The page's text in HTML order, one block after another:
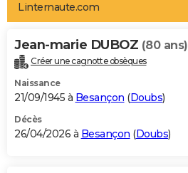
Art de vivre
Bien-être
Loisirs
Mode
Modes de vie
Alimentation
Guide de la santé
Maladies
Médicaments
Sommeil
VOYAGE
Destinations
City break
Voyage nature
Voyage de noces
Forum
Climat
+PHOTO
GUIDES D'ACHAT
BONS PLANS
Linternaute.com
Jean-marie DUBOZ (80 ans)
Créer une cagnotte obsèques
Naissance
21/09/1945 à Besançon (Doubs)
Décès
26/04/2026 à Besançon (Doubs)